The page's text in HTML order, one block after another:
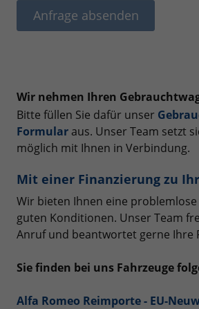
Anfrage absenden
Wir nehmen Ihren
Bitte füllen Sie dafür unser
Formular aus. Unser Team setzt
möglich mit Ihnen in Verbindung.
Mit einer Finanzierung zu
Wir bieten Ihnen eine problemlose
guten Konditionen. Unser Team
Anruf und beantwortet gerne Ihre
Sie finden bei uns Fahrzeuge
Alfa Romeo Reimporte - EU-